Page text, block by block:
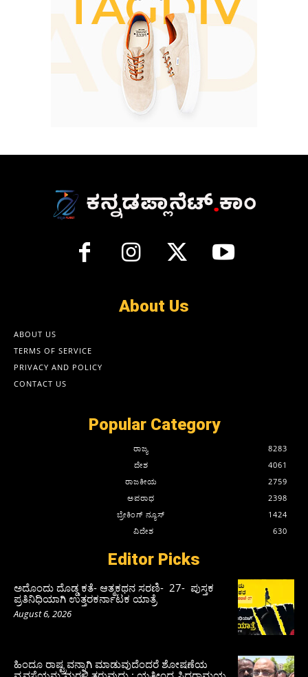
About Us
ABOUT US
TERMS OF SERVICE
PRIVACY AND POLICY
CONTACT US
Popular Category
ರಾಜ್ಯ
8283
ದೇಶ
4061
ರಾಜಕೀಯ
2759
ಅಪರಾಧ
2398
ಬ್ರೇಕಿಂಗ್ ನ್ಯೂಸ್
1424
ವಿದೇಶ
630
Editor Picks
ಅದೊಂದು ದೊಡ್ಡ ಕತೆ- ಆತ್ಮಕಥನ ಸರಣಿ- 27- ಪುಸ್ತಕ
ಪ್ರತಿನಿಧಿಯಾಗಿ ಉತ್ತರಕರ್ನಾಟಕ ಯಾತ್ರೆ
August 6, 2026
ಹಿಂದೂ ರಾಷ್ಟ್ರವನ್ನಾಗಿ ಮಾಡುವುದೆಂದರೆ ಶೋಷಣೆಯ